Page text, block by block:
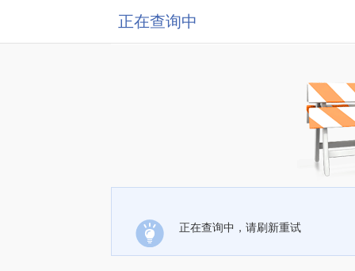
正在查询中
正在查询中，请刷新重试